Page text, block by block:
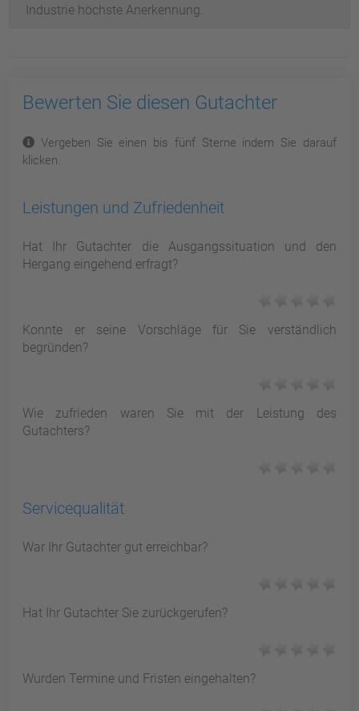
Industrie höchste Anerkennung.
Bewerten Sie diesen Gutachter
Vergeben Sie einen bis fünf Sterne indem Sie darauf
klicken.
Leistungen und Zufriedenheit
Hat Ihr Gutachter die Ausgangssituation und den
Hergang eingehend erfragt?
Konnte er seine Vorschläge für Sie verständlich
begründen?
Wie zufrieden waren Sie mit der Leistung des
Gutachters?
Servicequalität
War Ihr Gutachter gut erreichbar?
Hat Ihr Gutachter Sie zurückgerufen?
Wurden Termine und Fristen eingehalten?